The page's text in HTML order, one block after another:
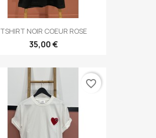
TSHIRT NOIR COEUR ROSE
35,00 €
favorite_border